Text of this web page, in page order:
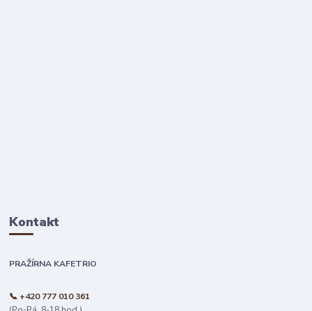
Kontakt
PRAŽÍRNA KAFETRIO
📞 +420 777 010 361